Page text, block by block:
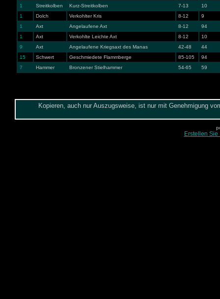
1
Streitkolben Kurz-Streitkolben 7-13
10
1
Dolch Verkohlter Kris 8-12
9
1
Axt Angelaufene Axt 8-12
94
1
Axt Verkohlte Leichte Axt 8-12
10
9
Axt Angelaufene Kriegsaxt des Manas 42-48
44
15
Schwert Geschmiedete Flammberge 85-105
94
7
Hammer Bronzener Stielhammer 54-65 59
Kopieren, auch nur Auszugsweise, ist nur mit Genehmigung
Erstellen